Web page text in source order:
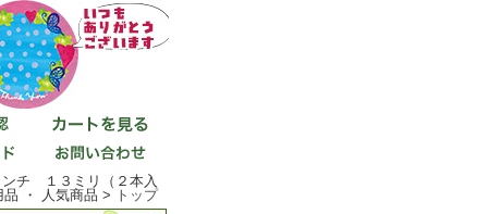
チ １３ミリ（２本入
・ 人気商品 > トップ